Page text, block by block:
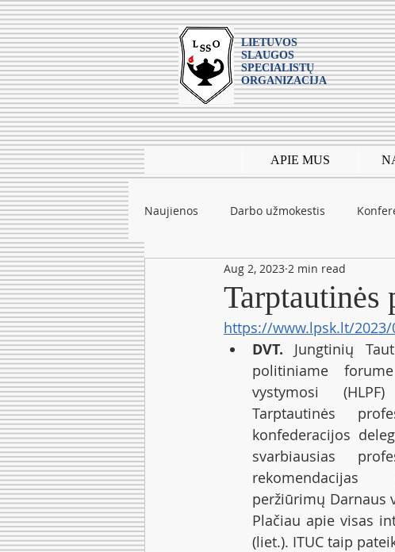
LIETUVOS
SLAUGOS
SPECIALISTŲ
ORGANIZACIJA
APIE MUS
Naujienos Darbo užmokestis
mokslas Tarptautinė
Tarptautinės
Aug 2, 2023 2 min read
https://www.lpsk.lt/
DVT. Jungtinių
politiniame
vystymosi
Tarptautinės
konfederacijos
svarbiausias
peržiūrimų Darnaus
Plačiau apie visas
(liet.). ITUC taip